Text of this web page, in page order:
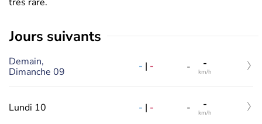
jours suivants
Demain,
Dimanche 09
- | - - -
km/h
Lundi 10 - | - - -
km/h